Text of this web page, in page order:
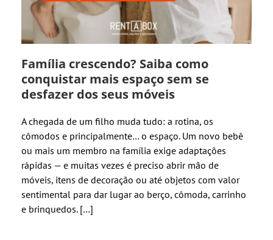
Família crescendo? Saiba como
conquistar mais espaço sem se
desfazer dos seus móveis
A chegada de um filho muda tudo: a rotina, os
cômodos e principalmente… o espaço. Um novo bebê
ou mais um membro na família exige adaptações
rápidas — e muitas vezes é preciso abrir mão de
móveis, itens de decoração ou até objetos com valor
sentimental para dar lugar ao berço, cômoda, carrinho
e brinquedos. […]